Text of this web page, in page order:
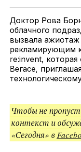
TwitterFacebook
Доктор Рова
облачного
вызвала
рекламирующим
re:invent,
Вегасе,
Чтобы не
контекст и
«Сегодня» в